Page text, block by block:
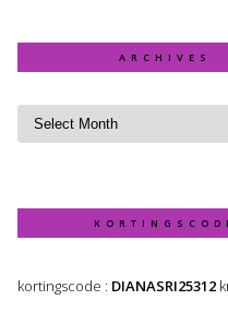
ARCHIVES
kortingscode : DIANASRI25312